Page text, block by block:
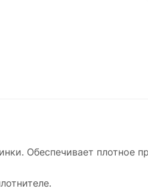
Обеспечивает плотное